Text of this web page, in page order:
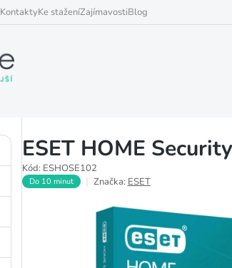
KontaktyKe staženíZajímavostiBlog
ESET HOME
Kód: ESHOSE102
Do 10 minut Značka: ESET